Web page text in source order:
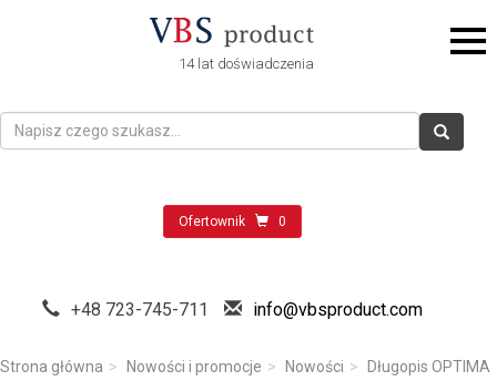
14 lat doświadczenia
Ofertownik 0
+48 723-745-711 info@vbsproduct.com
Strona główna Nowości i promocje Nowości Długopis OPTIMA